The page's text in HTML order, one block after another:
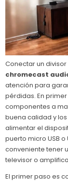
Conectar un
chromecast
atención para
pérdidas. En
componentes a
buena calidad y
alimentar el
puerto micro USB
conveniente tener
televisor o
El primer paso es